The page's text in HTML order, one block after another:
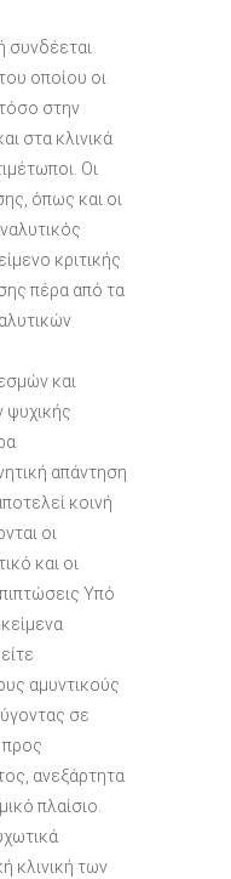
συνδέεται
οποίου οι
στην
στα κλινικά
Οι
όπως και οι
κριτικής
πέρα από τα
και
απάντηση
κοινή
οι
και οι
Υπό
αμυντικούς
σε
προς
ανεξάρτητα
πλαίσιο.
κλινική των